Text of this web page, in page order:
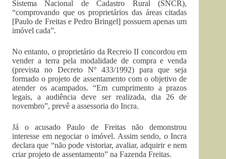
Sistema Nacional de Cadastro Rural (SNCR),
“comprovando que os proprietários das áreas citadas
[Paulo de Freitas e Pedro Bringel] possuem apenas um
imóvel cada”.
No entanto, o proprietário da Recreio II concordou em
vender a terra pela modalidade de compra e venda
(prevista no Decreto Nº 433/1992) para que seja
formado o projeto de assentamento com o objetivo de
atender os acampados. “Em cumprimento a prazos
legais, a audiência deve ser realizada, dia 26 de
novembro”, prevê a assessoria do Incra.
Já o acusado Paulo de Freitas não demonstrou
interesse em negociar o imóvel. Assim sendo, o Incra
declara que “não pode vistoriar, avaliar, adquirir e nem
criar projeto de assentamento” na Fazenda Freitas.